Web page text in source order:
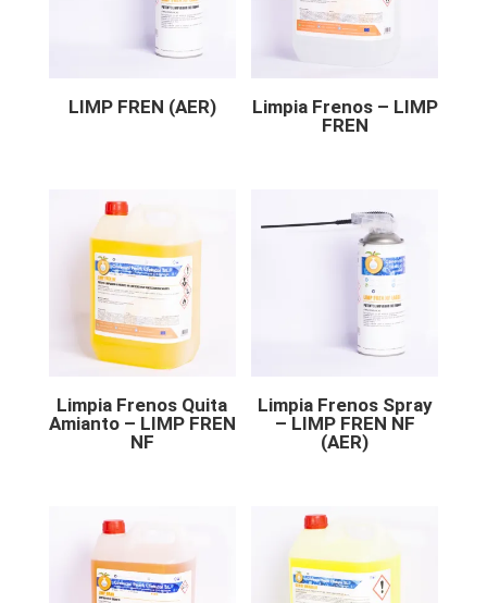
LIMP FREN (AER)
Limpia Frenos – LIMP
FREN
Limpia Frenos Quita
Amianto – LIMP FREN
NF
Limpia Frenos Spray
– LIMP FREN NF
(AER)